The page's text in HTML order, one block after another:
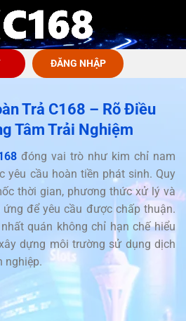
ĐĂNG NHẬP
Trả C168 – Rõ Điều
Tâm Trải Nghiệm
đóng vai trò như kim chỉ nam
yêu cầu hoàn tiền phát sinh. Quy
thời gian, phương thức xử lý và
để yêu cầu được chấp thuận.
quán không chỉ hạn chế hiểu
dựng môi trường sử dụng dịch
nghiệp.